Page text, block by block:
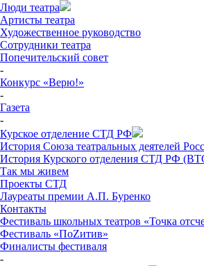
Люди театра
Артисты театра
Художественное руководство
Сотрудники театра
Попечительский совет
-
Конкурс «Верю!»
-
Газета
-
Курское отделение СТД РФ
История Союза театральных деятелей
История Курского отделения СТД РФ
Так мы живем
Проекты СТД
Лауреаты премии А.П. Буренко
Контакты
Фестиваль школьных театров «Точка
Фестиваль «ПоZитив»
Финалисты фестиваля
-